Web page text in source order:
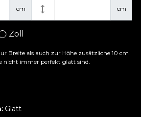
Glatt
cm cm
Zoll
Breite als auch zur Höhe zusätzliche 10 cm
nicht immer perfekt glatt sind.